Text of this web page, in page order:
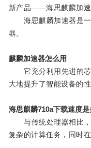
新产品——海思麒麟加速
海思麒麟加速器是一
器。
麒麟加速器怎么用
它充分利用先进的芯
大地提升了智能设备的性
海思麒麟710a下载速度
与传统处理器相比，
复杂的计算任务，同时